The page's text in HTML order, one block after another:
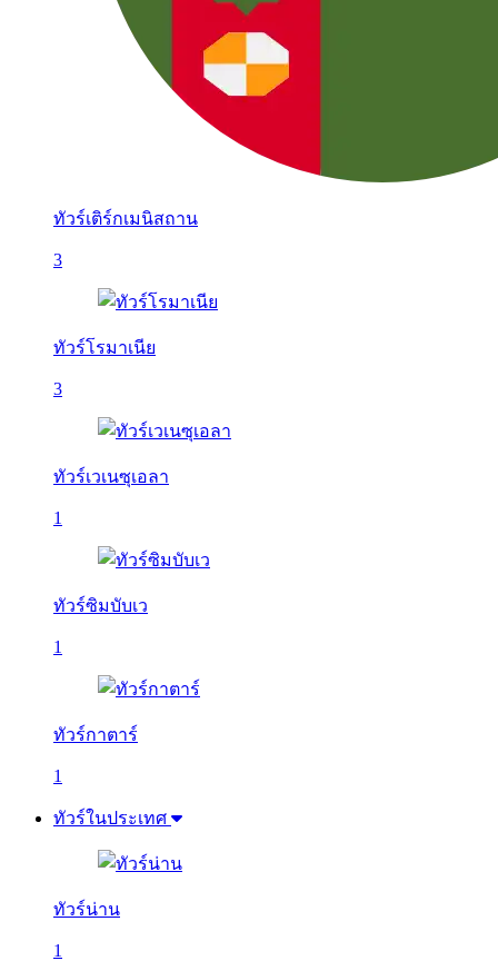
ทัวร์เติร์กเมนิสถาน
3
ทัวร์โรมาเนีย
3
ทัวร์เวเนซุเอลา
1
ทัวร์ซิมบับเว
1
ทัวร์กาตาร์
1
ทัวร์ในประเทศ
ทัวร์น่าน
1